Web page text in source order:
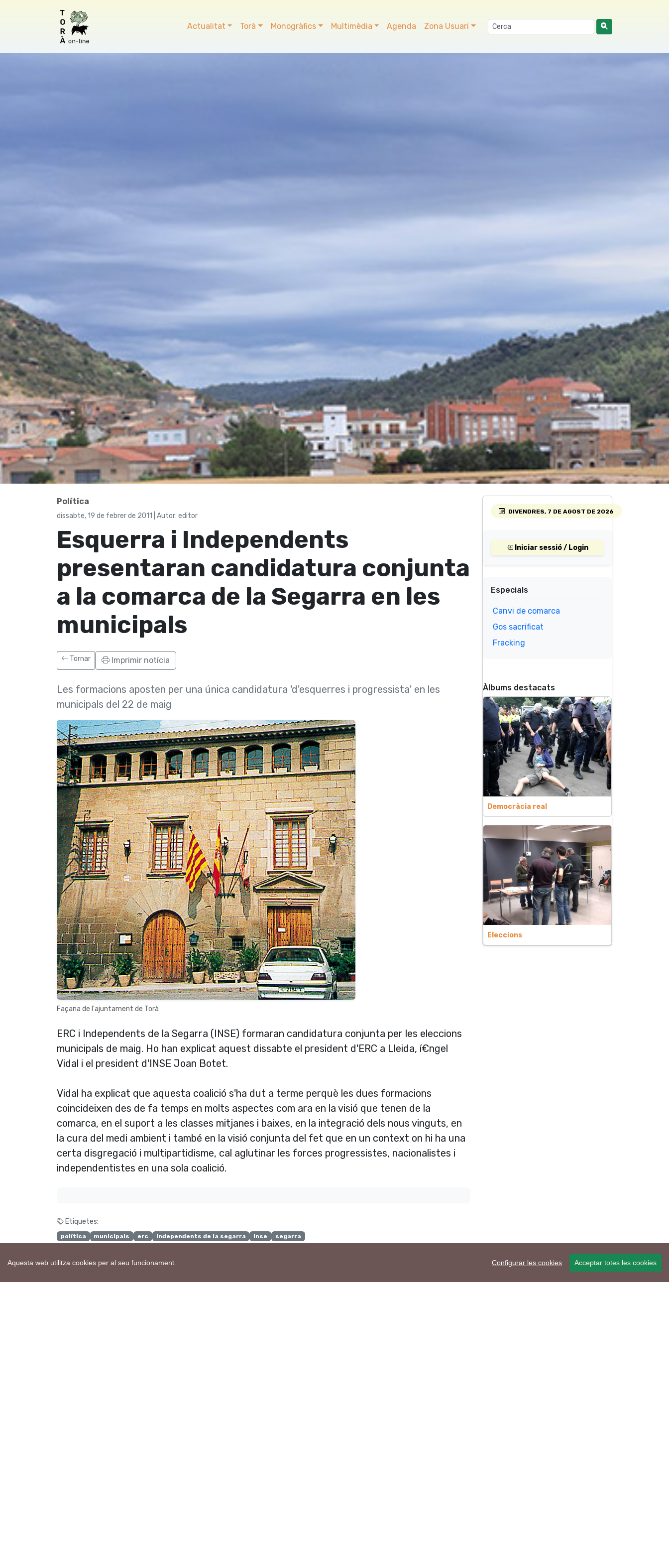
Aquesta web utilitza cookies per al seu funcionament. Configurar les cookies Acceptar totes les cookies
Actualitat Torà Monogràfics Multimèdia Agenda Zona Usuari
Polí­tica
dissabte, 19 de febrer de 2011 | Autor: editor
Esquerra i Independents
presentaran candidatura conjunta
a la comarca de la Segarra en les
municipals
Tornar Imprimir notícia
Les formacions aposten per una única candidatura 'd'esquerres i progressista' en les
municipals del 22 de maig
Façana de l'ajuntament de Torà
ERC i Independents de la Segarra (INSE) formaran candidatura conjunta per les eleccions
municipals de maig. Ho han explicat aquest dissabte el president d'ERC a Lleida, í€ngel
Vidal i el president d'INSE Joan Botet.
Vidal ha explicat que aquesta coalició s'ha dut a terme perquè les dues formacions
coincideixen des de fa temps en molts aspectes com ara en la visió que tenen de la
comarca, en el suport a les classes mitjanes i baixes, en la integració dels nous vinguts, en
la cura del medi ambient i també en la visió conjunta del fet que en un context on hi ha una
certa disgregació i multipartidisme, cal aglutinar les forces progressistes, nacionalistes i
independentistes en una sola coalició.
Etiquetes:
polí­tica municipals erc independents de la segarra inse segarra
Ho vols compartir?
DIVENDRES, 7 DE AGOST DE 2026
Iniciar sessió / Login
Especials
Canvi de comarca
Gos sacrificat
Fracking
Àlbums destacats
Democràcia real
Eleccions